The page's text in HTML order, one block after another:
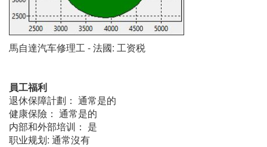
馬自達汽车修理工 - 法國: 工资税
員工福利
退休保障計劃： 通常是的
健康保險： 通常是的
内部和外部培训： 是
职业规划: 通常沒有